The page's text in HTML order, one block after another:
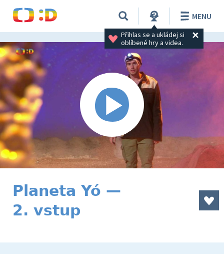
Přihlas se a ukládej si
oblíbené hry a videa.
MENU
Planeta Yó —
2. vstup